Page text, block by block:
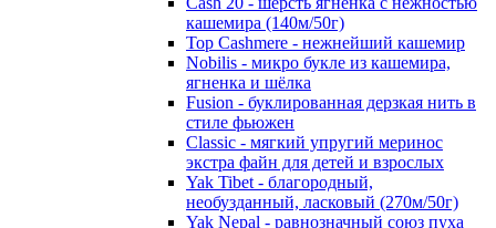
кашемира (140м/50г)
Top Cashmere - нежнейший кашемир
Nobilis - микро букле из кашемира,
ягненка и шёлка
Fusion - буклированная дерзкая нить в
стиле фьюжен
Classic - мягкий упругий меринос
экстра файн для детей и взрослых
Yak Tibet - благородный,
необузданный, ласковый (270м/50г)
Yak Nepal - равнозначный союз пуха